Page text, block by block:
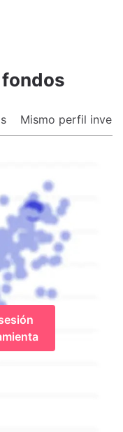
Mismo perfil